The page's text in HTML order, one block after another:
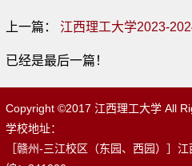
上一篇： 江西理工大学2023-
已经是最后一篇！
Copyright ©2017 江西理工大学 All
学校地址：
［赣州-三江校区（东园、西园）］